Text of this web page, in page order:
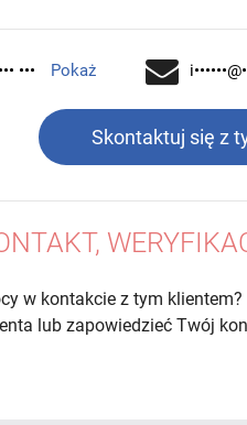
••• Pokaż
Skontaktuj się z
w kontakcie z tym
lub zapowiedzieć Twój